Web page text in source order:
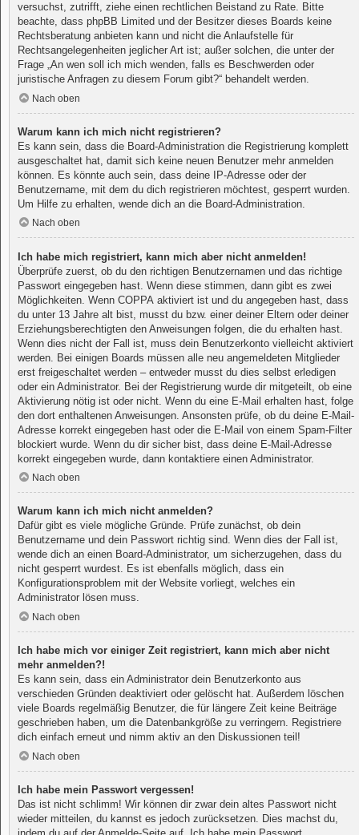
versuchst, zutrifft, ziehe einen rechtlichen Beistand zu Rate. Bitte
beachte, dass phpBB Limited und der Besitzer dieses Boards keine
Rechtsberatung anbieten kann und nicht die Anlaufstelle für
Rechtsangelegenheiten jeglicher Art ist; außer solchen, die unter der
Frage „An wen soll ich mich wenden, falls es Beschwerden oder
juristische Anfragen zu diesem Forum gibt?“ behandelt werden.
Nach oben
Warum kann ich mich nicht registrieren?
Es kann sein, dass die Board-Administration die Registrierung komplett
ausgeschaltet hat, damit sich keine neuen Benutzer mehr anmelden
können. Es könnte auch sein, dass deine IP-Adresse oder der
Benutzername, mit dem du dich registrieren möchtest, gesperrt wurden.
Um Hilfe zu erhalten, wende dich an die Board-Administration.
Nach oben
Ich habe mich registriert, kann mich aber nicht anmelden!
Überprüfe zuerst, ob du den richtigen Benutzernamen und das richtige
Passwort eingegeben hast. Wenn diese stimmen, dann gibt es zwei
Möglichkeiten. Wenn COPPA aktiviert ist und du angegeben hast, dass
du unter 13 Jahre alt bist, musst du bzw. einer deiner Eltern oder deiner
Erziehungsberechtigten den Anweisungen folgen, die du erhalten hast.
Wenn dies nicht der Fall ist, muss dein Benutzerkonto vielleicht aktiviert
werden. Bei einigen Boards müssen alle neu angemeldeten Mitglieder
erst freigeschaltet werden – entweder musst du dies selbst erledigen
oder ein Administrator. Bei der Registrierung wurde dir mitgeteilt, ob eine
Aktivierung nötig ist oder nicht. Wenn du eine E-Mail erhalten hast, folge
den dort enthaltenen Anweisungen. Ansonsten prüfe, ob du deine E-Mail-
Adresse korrekt eingegeben hast oder die E-Mail von einem Spam-Filter
blockiert wurde. Wenn du dir sicher bist, dass deine E-Mail-Adresse
korrekt eingegeben wurde, dann kontaktiere einen Administrator.
Nach oben
Warum kann ich mich nicht anmelden?
Dafür gibt es viele mögliche Gründe. Prüfe zunächst, ob dein
Benutzername und dein Passwort richtig sind. Wenn dies der Fall ist,
wende dich an einen Board-Administrator, um sicherzugehen, dass du
nicht gesperrt wurdest. Es ist ebenfalls möglich, dass ein
Konfigurationsproblem mit der Website vorliegt, welches ein
Administrator lösen muss.
Nach oben
Ich habe mich vor einiger Zeit registriert, kann mich aber nicht
mehr anmelden?!
Es kann sein, dass ein Administrator dein Benutzerkonto aus
verschieden Gründen deaktiviert oder gelöscht hat. Außerdem löschen
viele Boards regelmäßig Benutzer, die für längere Zeit keine Beiträge
geschrieben haben, um die Datenbankgröße zu verringern. Registriere
dich einfach erneut und nimm aktiv an den Diskussionen teil!
Nach oben
Ich habe mein Passwort vergessen!
Das ist nicht schlimm! Wir können dir zwar dein altes Passwort nicht
wieder mitteilen, du kannst es jedoch zurücksetzen. Dies machst du,